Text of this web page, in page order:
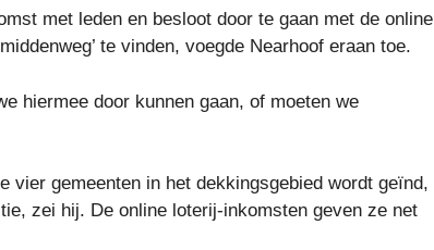
met leden en besloot door te gaan met de online
te vinden, voegde Nearhoof eraan toe.
hiermee door kunnen gaan, of moeten we
vier gemeenten in het dekkingsgebied wordt geïnd,
zei hij. De online loterij-inkomsten geven ze net